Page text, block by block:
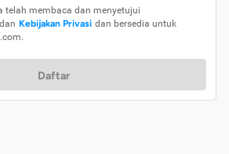
telah membaca dan menyetujui
dan Kebijakan Privasi dan bersedia untuk
Daftar